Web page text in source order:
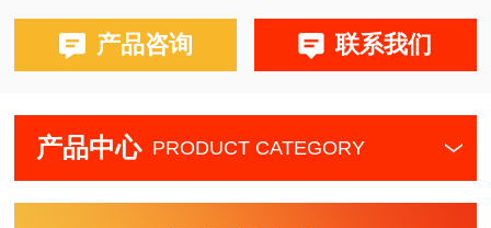
产品咨询 联系我们
产品中心 PRODUCT CATEGORY